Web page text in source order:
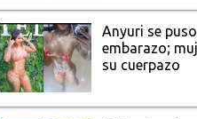
Anyuri se
embarazo;
su cuerpazo